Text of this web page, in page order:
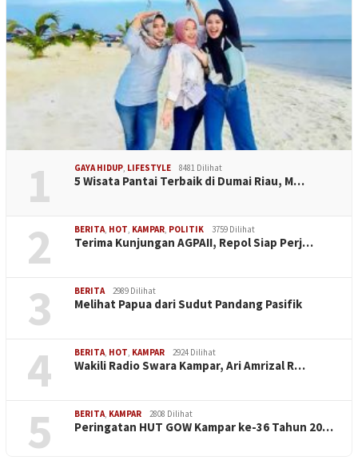
1 GAYA HIDUP LIFESTYLE 8481 Dilihat
5 Wisata Pantai Terbaik di Dumai Riau, M…
2 BERITA HOT KAMPAR POLITIK 3759 Dilihat
Terima Kunjungan AGPAII, Repol Siap Perj…
3 BERITA 2989 Dilihat
Melihat Papua dari Sudut Pandang Pasifik
4 BERITA HOT KAMPAR 2924 Dilihat
Wakili Radio Swara Kampar, Ari Amrizal R…
5 BERITA KAMPAR 2808 Dilihat
Peringatan HUT GOW Kampar ke-36 Tahun 20…